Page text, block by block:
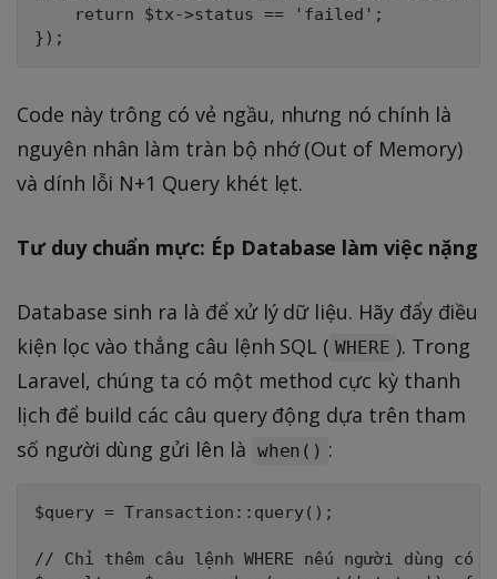
    return $tx->status == 'failed';
Code này trông có vẻ ngầu, nhưng nó chính là
nguyên nhân làm tràn bộ nhớ (Out of Memory)
và dính lỗi N+1 Query khét lẹt.
Tư duy chuẩn mực: Ép Database làm việc nặng
Database sinh ra là để xử lý dữ liệu. Hãy đẩy điều
kiện lọc vào thẳng câu lệnh SQL ( WHERE ). Trong
Laravel, chúng ta có một method cực kỳ thanh
lịch để build các câu query động dựa trên tham
số người dùng gửi lên là when() :
$query = Transaction::query();
// Chỉ thêm câu lệnh WHERE nếu người dùng có